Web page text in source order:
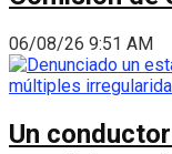
06/08/26 9:51 AM
Un